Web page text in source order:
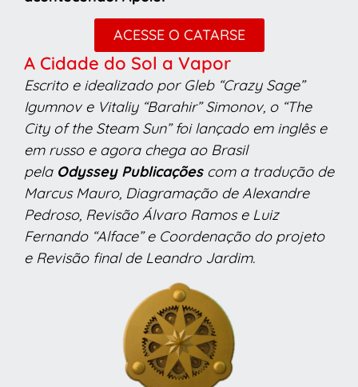
ACESSE O CATARSE
A Cidade do Sol a Vapor
Escrito e idealizado por Gleb “Crazy Sage”
Igumnov e Vitaliy “Barahir” Simonov, o “The
City of the Steam Sun” foi lançado em inglês e
em russo e agora chega ao Brasil
pela Odyssey Publicaçõescom a tradução de
Marcus Mauro, Diagramação de Alexandre
Pedroso, Revisão Álvaro Ramos e Luiz
Fernando “Alface” e Coordenação do projeto
e Revisão final de Leandro Jardim.